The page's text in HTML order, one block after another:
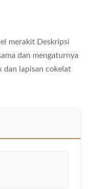
merakit Deskripsi
dan mengaturnya
dan lapisan cokelat